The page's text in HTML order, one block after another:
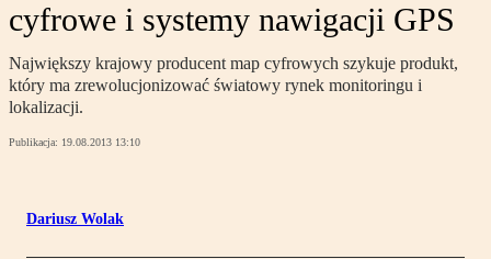
cyfrowe i systemy nawigacji GPS
Największy krajowy producent map cyfrowych szykuje produkt,
który ma zrewolucjonizować światowy rynek monitoringu i
lokalizacji.
Publikacja: 19.08.2013 13:10
Dariusz Wolak